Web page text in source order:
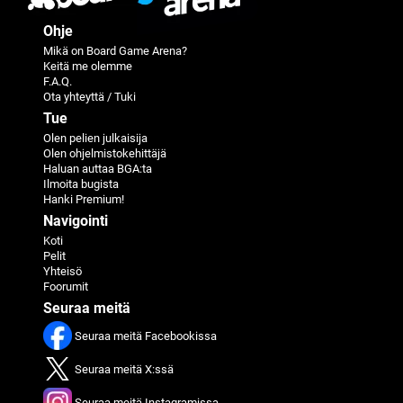
Ohje
Mikä on Board Game Arena?
Keitä me olemme
F.A.Q.
Ota yhteyttä / Tuki
Tue
Olen pelien julkaisija
Olen ohjelmistokehittäjä
Haluan auttaa BGA:ta
Ilmoita bugista
Hanki Premium!
Navigointi
Koti
Pelit
Yhteisö
Foorumit
Seuraa meitä
Seuraa meitä Facebookissa
Seuraa meitä X:ssä